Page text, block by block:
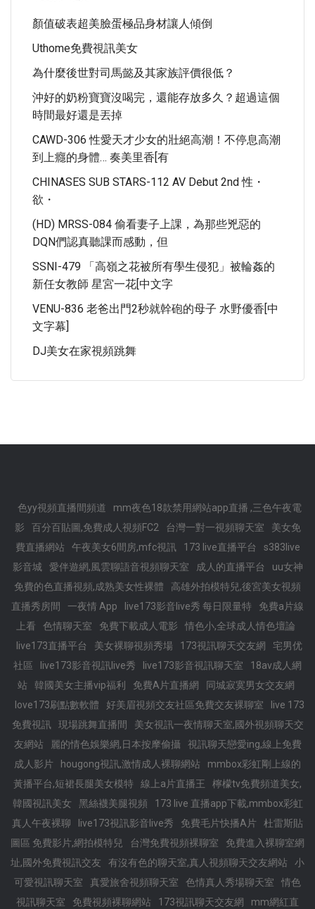
顏值破表超美臉蛋極品身材讓人傾倒
Uthome免費視訊美女
為什麼後世對司馬懿及其家族評價很低？
沖好的奶粉寶寶沒喝完，還能存放多久？超過這個
時間最好還是丟掉
CAWD-306 性愛天才少女的壯絕高潮！不停息高潮
到上癮的身體… 奏美里香[有
CHINASES SUB STARS-112 AV Debut 2nd 性・
欲・
(HD) MRSS-084 偷看妻子上課，為那些兇惡的
DQN們認真聽課而感動，但
SSNI-479 「高嶺之花被所有學生侵犯」被輪姦的
新任女教師 星宮一花[中文字
VENU-836 老爸出門2秒就幹砲的母子 水野優香[中
文字幕]
DJ美女在家視頻跳舞
色yy視頻直播間頻道
mm夜色18款禁用網站app直播 ,三色午夜電
影
百分百貼圖,免費成人視頻FC2 台灣一對一視頻聊天室
美女免
費直播網站
午夜美女6間房,mfc視訊 173 live直播平台
s383live
影音城
愛伴遊網,風雲聊語音視頻聊天室 成人的直播平台
uu女神
免費的色直播視頻,成熟美女性裸體
高雄外拍模特兒,後宮美女視頻
直播秀房間
一夜情 App live173影音live秀 每日限量特
免費a片線
上看
色情聊天室 免費下載成人電影
情色小,全球成人情色壇論
live173直播平台
美女裸聊視頻秀場 173視訊聊天交友網
宅男优
社區
live173影音視訊live秀 live173影音視訊聊天室
18av成人網
站
韓國美女主播vip福利 免費A片直播網
同城寂寞男女交友網
love173刷點數軟體
好美眉視頻交友社區免費交友裸聊室
live 173
免費視訊
現場跳舞直播間
美女視訊一夜情聊天室,國外視頻聊天交
友網站
麗的情色娛樂網,日本按摩偷攝
視訊聊天戀愛ing,線上免費
成人影片
hougong視訊,激情成人裸聊網站
mmbox彩虹剛上線的
黃播平台,短裙長腿美女模特
線上a片直播王
檸檬tv免費頻道美女,
韓國視訊美女
黑絲襪美腿視頻
173 live 直播app下載,mmbox彩虹
真人午夜裸聊
live173視訊影音live秀 免費毛片快播A片
杜雷斯貼
圖區 免費影片,網拍模特兒
台灣免費視頻裸聊室
免費進入裸聊室網
址,國外免費視訊交友
有沒有色的聊天室,真人視頻聊天交友網站
小
可愛視訊聊天室
真愛旅舍視頻聊天室 色情真人秀場聊天室
情色
視訊聊天室
免費視頻裸聊網站 173視訊聊天交友網 mm網紅直